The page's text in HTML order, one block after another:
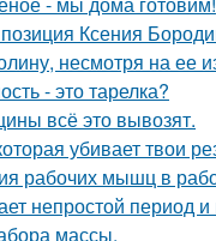
Ксения
несмотря на ее
- это тарелка?
всё это вывозят.
убивает твои
рабочих мышц в
непростой период
массы.